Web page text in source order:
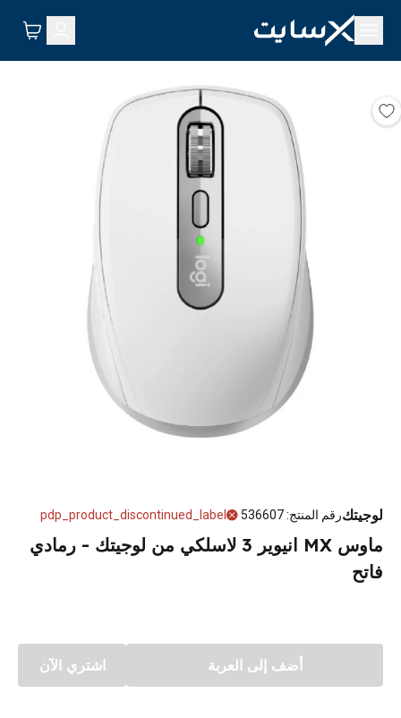
لوجيتكرقم المنتج:
536607
pdp_product_discontinued_label
ماوس MX انيوير 3 لاسلكي من لوجيتك - رمادي
فاتح
أضف إلى العربة اشتري الآن